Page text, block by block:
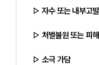
▷ 자수 또는 내부고발
▷ 처벌불원 또는 피
▷ 소극 가담